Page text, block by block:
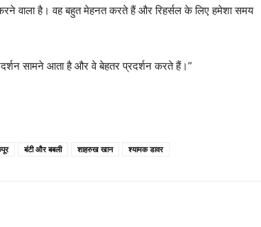
वाला है। वह बहुत मेहनत करते हैं और रिहर्सल के लिए हमेशा समय
सामने आता है और वे बेहतर प्रदर्शन करते हैं।”
बंटी और बबली शाहरुख खान श्यामक डावर